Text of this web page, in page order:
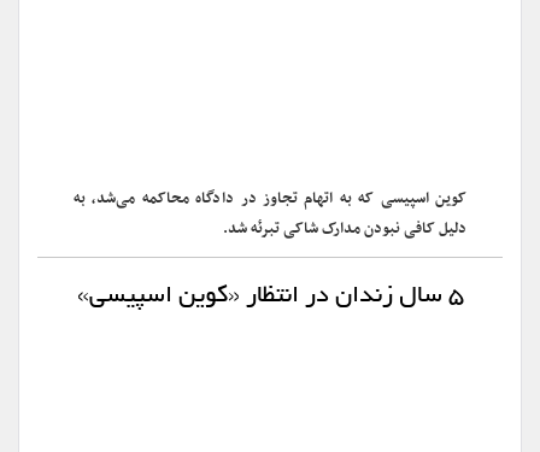
کوین اسپیسی که به اتهام تجاوز در دادگاه محاکمه می‌شد، به
دلیل کافی نبودن مدارک شاکی تبرئه شد.
۵ سال زندان در انتظار «کوین اسپیسی»